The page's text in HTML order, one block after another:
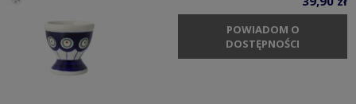
POWIADOM O
DOSTĘPNOŚCI